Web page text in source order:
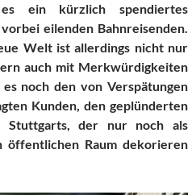
ein kürzlich spendiertes
eilenden Bahnreisenden.
Welt ist allerdings nicht nur
auch mit Merkwürdigkeiten
noch den von Verspätungen
Kunden, den geplünderten
Stuttgarts, der nur noch als
öffentlichen Raum dekorieren